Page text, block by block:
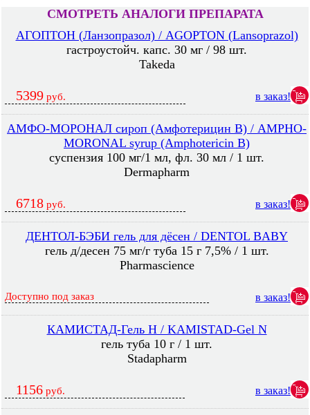
СМОТРЕТЬ АНАЛОГИ ПРЕПАРАТА
АГОПТОН (Ланзопразол) / AGOPTON (Lansoprazol)
гастроустойч. капс. 30 мг / 98 шт.
Takeda
5399 руб. в заказ!
АМФО-МОРОНАЛ сироп (Амфотерицин В) / AMPHO-
MORONAL syrup (Amphotericin B)
суспензия 100 мг/1 мл, фл. 30 мл / 1 шт.
Dermapharm
6718 руб. в заказ!
ДЕНТОЛ-БЭБИ гель для дёсен / DENTOL BABY
гель д/десен 75 мг/г туба 15 г 7,5% / 1 шт.
Pharmascience
Доступно под заказ в заказ!
КАМИСТАД-Гель Н / KAMISTAD-Gel N
гель туба 10 г / 1 шт.
Stadapharm
1156 руб. в заказ!